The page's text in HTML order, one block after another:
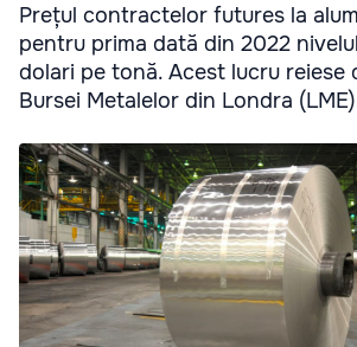
Prețul contractelor futures la
pentru prima dată din 2022
dolari pe tonă. Acest lucru reiese
Bursei Metalelor din Londra